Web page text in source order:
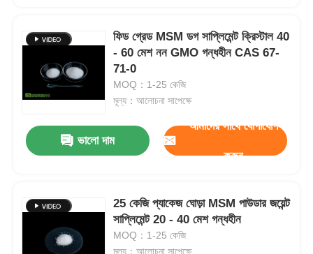
মান নিয়ন্ত্রণ
MSM পাউডার
MSM মিথাইলসালফোনাইলমেথেন
এমএসএম ডাইমিথাইল সালফোন
ফিড গ্রেড MSM ডগ সাপ্লিমেন্ট ক্রিস্টাল 40
- 60 মেশ নন GMO গন্ধহীন CAS 67-
71-0
MOQ：1-25 কেজি
মূল্য：আলোচনা সাপেক্ষে
ভালো দাম
আমাদের সাথে যোগাযোগ
করুন
25 কেজি প্যাকেজ ঘোড়া MSM পাউডার জয়েন্ট
সাপ্লিমেন্ট 20 - 40 মেশ গন্ধহীন
MOQ：1-25 কেজি
মূল্য：আলোচনা সাপেক্ষে